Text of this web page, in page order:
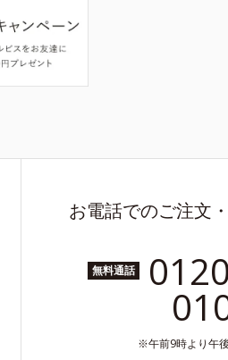
お電話でのご注文
無料通話
午前9時より午